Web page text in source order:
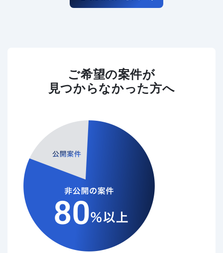
ご希望の案件が
見つからなかった方へ